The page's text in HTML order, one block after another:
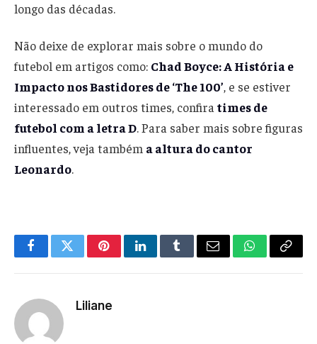
longo das décadas.
Não deixe de explorar mais sobre o mundo do
futebol em artigos como: Chad Boyce: A História e
Impacto nos Bastidores de ‘The 100’, e se estiver
interessado em outros times, confira times de
futebol com a letra D. Para saber mais sobre figuras
influentes, veja também a altura do cantor
Leonardo.
FacebookTwitterPinterestLinkedInTumblrEmail WhatsApp
Copy
Liliane